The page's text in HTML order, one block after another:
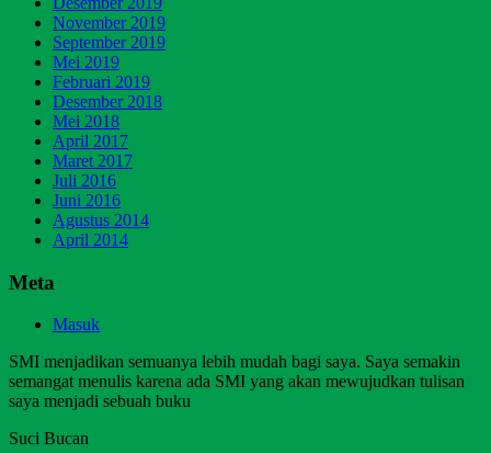
November 2019
September 2019
Mei 2019
Februari 2019
Desember 2018
Mei 2018
April 2017
Maret 2017
Juli 2016
Juni 2016
Agustus 2014
April 2014
Meta
Masuk
SMI menjadikan semuanya lebih mudah bagi saya. Saya semakin
semangat menulis karena ada SMI yang akan mewujudkan tulisan
saya menjadi sebuah buku
Suci Bucan